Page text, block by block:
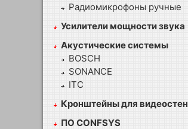
Радиомикрофоны ручные
Усилители мощности звука
Акустические системы
BOSCH
SONANCE
ITC
Кронштейны для видеостен
ПО CONFSYS